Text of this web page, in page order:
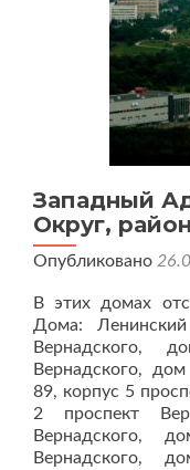
Западный
Округ,
Опубликовано
В этих домах
Дома:
Вернадского,
Вернадского,
89, корпус 5
2 проспект
Вернадского,
Вернадского,